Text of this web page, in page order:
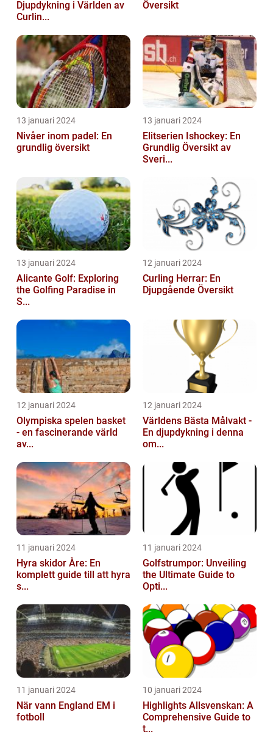
Djupdykning i Världen av
Curlin...
Översikt
13 januari 2024
Nivåer inom padel: En
grundlig översikt
13 januari 2024
Elitserien Ishockey: En
Grundlig Översikt av
Sveri...
13 januari 2024
Alicante Golf: Exploring
the Golfing Paradise in
S...
12 januari 2024
Curling Herrar: En
Djupgående Översikt
12 januari 2024
Olympiska spelen basket
- en fascinerande värld
av...
12 januari 2024
Världens Bästa Målvakt -
En djupdykning i denna
om...
11 januari 2024
Hyra skidor Åre: En
komplett guide till att hyra
s...
11 januari 2024
Golfstrumpor: Unveiling
the Ultimate Guide to
Opti...
11 januari 2024
När vann England EM i
fotboll
10 januari 2024
Highlights Allsvenskan: A
Comprehensive Guide to
t...